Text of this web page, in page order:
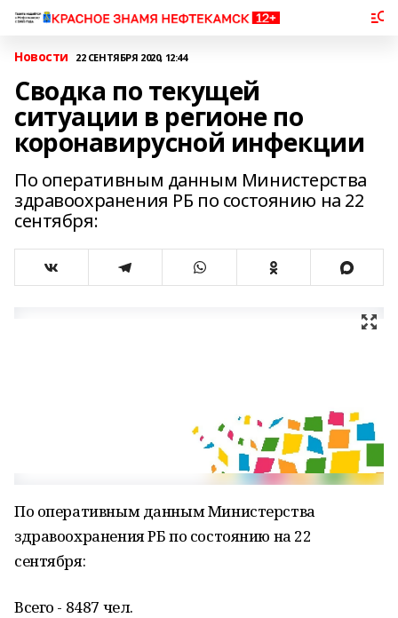
Новости 22 СЕНТЯБРЯ 2020, 12:44
Сводка по текущей
ситуации в регионе по
коронавирусной инфекции
По оперативным данным Министерства
здравоохранения РБ по состоянию на 22
сентября:
По оперативным данным Министерства
здравоохранения РБ по состоянию на 22
сентября:
Всего - 8487 чел.